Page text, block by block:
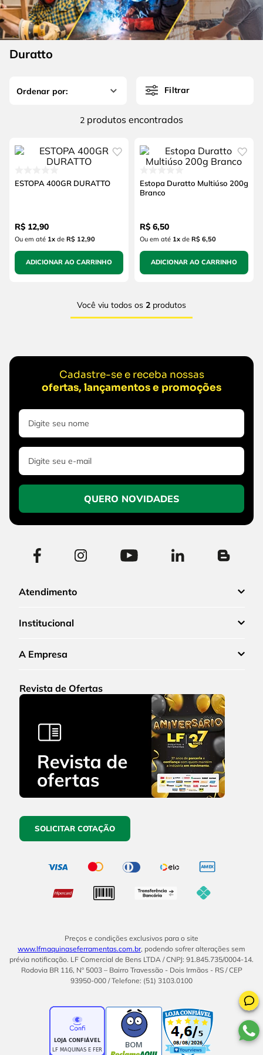
Duratto
Filtrar
2 produtos
ESTOPA 400GR DURATTO
R$ 12,90
Ou em até 1xde R$ 12,90
ADICIONAR AO CARRINHO
Estopa Duratto Multiúso 200g
Branco
R$ 6,50
Ou em até 1xde R$ 6,50
ADICIONAR AO CARRINHO
Você viu todos os 2 produtos
Cadastre-se e receba nossas
ofertas, lançamentos e promoções
QUERO NOVIDADES
Atendimento
Institucional
A Empresa
Revista de Ofertas
SOLICITAR COTAÇÃO
Preços e condições exclusivos para o site
www.lfmaquinaseferramentas.com.br, podendo sofrer alterações sem
prévia notificação. LF Comercial de Bens LTDA / CNPJ: 91.845.735/0004-14.
Rodovia BR 116, Nº 5003 – Bairro Travessão - Dois Irmãos - RS / CEP
93950-000 / Telefone: (51) 3103.0100
BOM
6º fio
7º serra copo
8º chave impacto
disco corte
4 º escada
5º serra circular
º
chave impacto